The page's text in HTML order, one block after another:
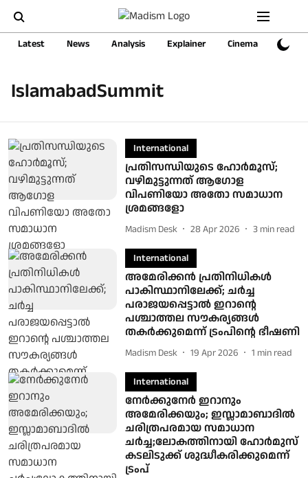
Latest News Analysis Explainer Cinema Sports
IslamabadSummit
International
പ്രതിസന്ധിയുടെ ഹോർമൂസ്;
വഴിമുട്ടുന്നത് ആഗോള
വിപണിയോ അതോ സമാധാന
ശ്രമങ്ങളോ
Madism Desk 28 Apr 2026 3 min read
International
അമേരിക്കൻ പ്രതിനിധികൾ
പാകിസ്ഥാനിലേക്ക്; ചർച്ച
പരാജയപ്പെട്ടാൽ ഇറാന്റെ
പശ്ചാത്തല സൗകര്യങ്ങൾ
തകർക്കുമെന്ന് ട്രംപിന്റെ ഭീഷണി
Madism Desk 19 Apr 2026 1 min read
International
നേർക്കുനേർ ഇറാനും
അമേരിക്കയും; ഇസ്ലാമാബാദിൽ
ചരിത്രപരമായ സമാധാന
ചർച്ച;ലോകത്തിനായി ഹോർമുസ്
കടലിടുക്ക് ശുദ്ധീകരിക്കുമെന്ന്
ട്രംപ്